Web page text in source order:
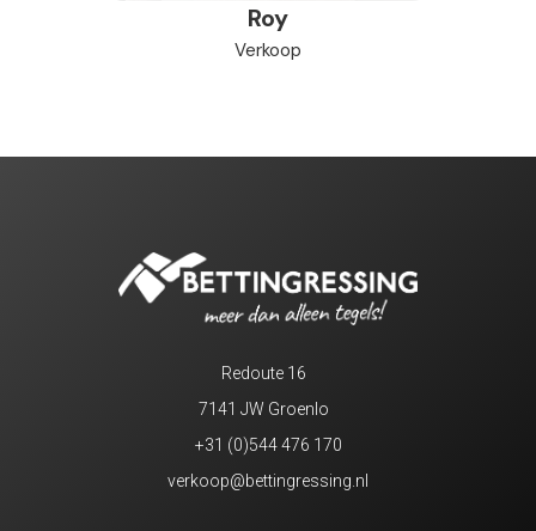
Roy
Verkoop
Redoute 16
7141 JW Groenlo
+31 (0)544 476 170
verkoop@bettingressing.nl